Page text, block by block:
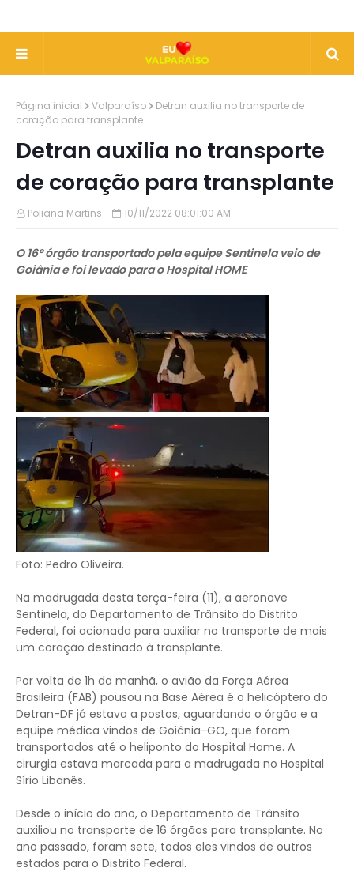
Página inicial Valparaíso
Detran auxilia no transporte de
coração para transplante
Detran auxilia no transporte
de coração para transplante
Poliana Martins 10/11/2022 08:01:00 AM
O 16º órgão transportado pela equipe Sentinela veio de
Goiânia e foi levado para o Hospital HOME
Foto: Pedro Oliveira.
Na madrugada desta terça-feira (11), a aeronave
Sentinela, do Departamento de Trânsito do Distrito
Federal, foi acionada para auxiliar no transporte de mais
um coração destinado à transplante.
Por volta de 1h da manhã, o avião da Força Aérea
Brasileira (FAB) pousou na Base Aérea é o helicóptero do
Detran-DF já estava a postos, aguardando o órgão e a
equipe médica vindos de Goiânia-GO, que foram
transportados até o heliponto do Hospital Home. A
cirurgia estava marcada para a madrugada no Hospital
Sírio Libanês.
Desde o início do ano, o Departamento de Trânsito
auxiliou no transporte de 16 órgãos para transplante. No
ano passado, foram sete, todos eles vindos de outros
estados para o Distrito Federal.